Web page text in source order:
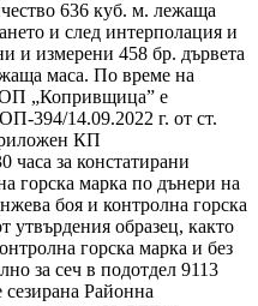
636 куб. м. лежаща
и след интерполация и
и измерени 458 бр. дървета
маса. По време на
ОП „Копривщица” е
394/14.09.2022 г. от ст.
КП
часа за констатирани
горска марка по дънери на
боя и контролна горска
утвърдения образец, както
горска марка и без
за сеч в подотдел 9113
сезирана Районна